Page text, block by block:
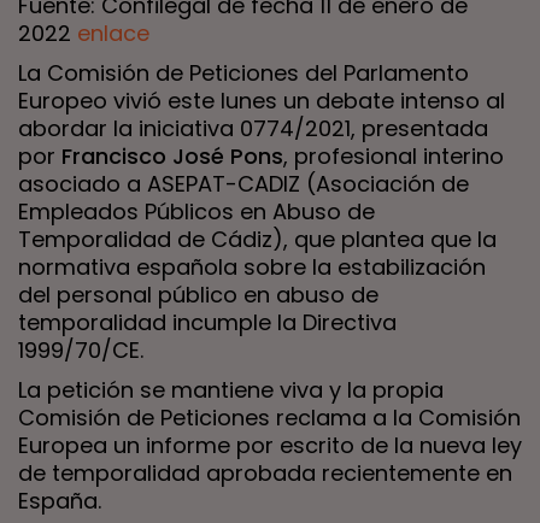
2022 enlace
La Comisión de Peticiones del Parlamento
Europeo vivió este lunes un debate intenso al
abordar la iniciativa 0774/2021, presentada
por Francisco José Pons, profesional interino
asociado a ASEPAT-CADIZ (Asociación de
Empleados Públicos en Abuso de
Temporalidad de Cádiz), que plantea que la
normativa española sobre la estabilización
del personal público en abuso de
temporalidad incumple la Directiva
1999/70/CE.
La petición se mantiene viva y la propia
Comisión de Peticiones reclama a la Comisión
Europea un informe por escrito de la nueva ley
de temporalidad aprobada recientemente en
España.